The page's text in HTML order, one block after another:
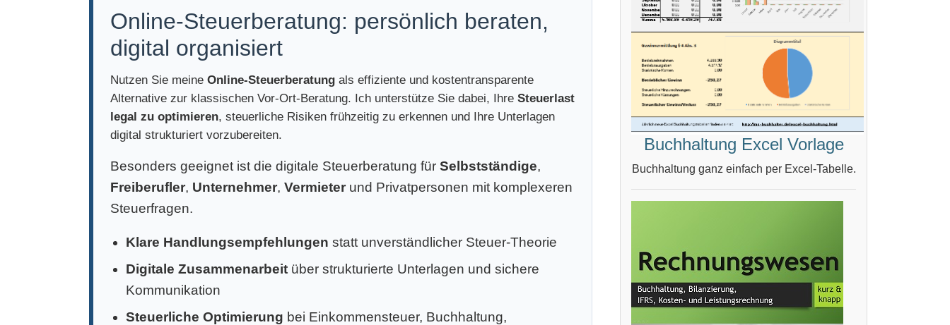
Online-Steuerberatung: persönlich beraten,
digital organisiert
Nutzen Sie meine Online-Steuerberatung als effiziente und kostentransparente
Alternative zur klassischen Vor-Ort-Beratung. Ich unterstütze Sie dabei, Ihre Steuerlast
legal zu optimieren, steuerliche Risiken frühzeitig zu erkennen und Ihre Unterlagen
digital strukturiert vorzubereiten.
Besonders geeignet ist die digitale Steuerberatung für Selbstständige,
Freiberufler, Unternehmer, Vermieter und Privatpersonen mit komplexeren
Steuerfragen.
Klare Handlungsempfehlungen statt unverständlicher Steuer-Theorie
Digitale Zusammenarbeit über strukturierte Unterlagen und sichere
Kommunikation
Steuerliche Optimierung bei Einkommensteuer, Buchhaltung,
Buchhaltung Excel Vorlage
Buchhaltung ganz einfach per Excel-Tabelle.